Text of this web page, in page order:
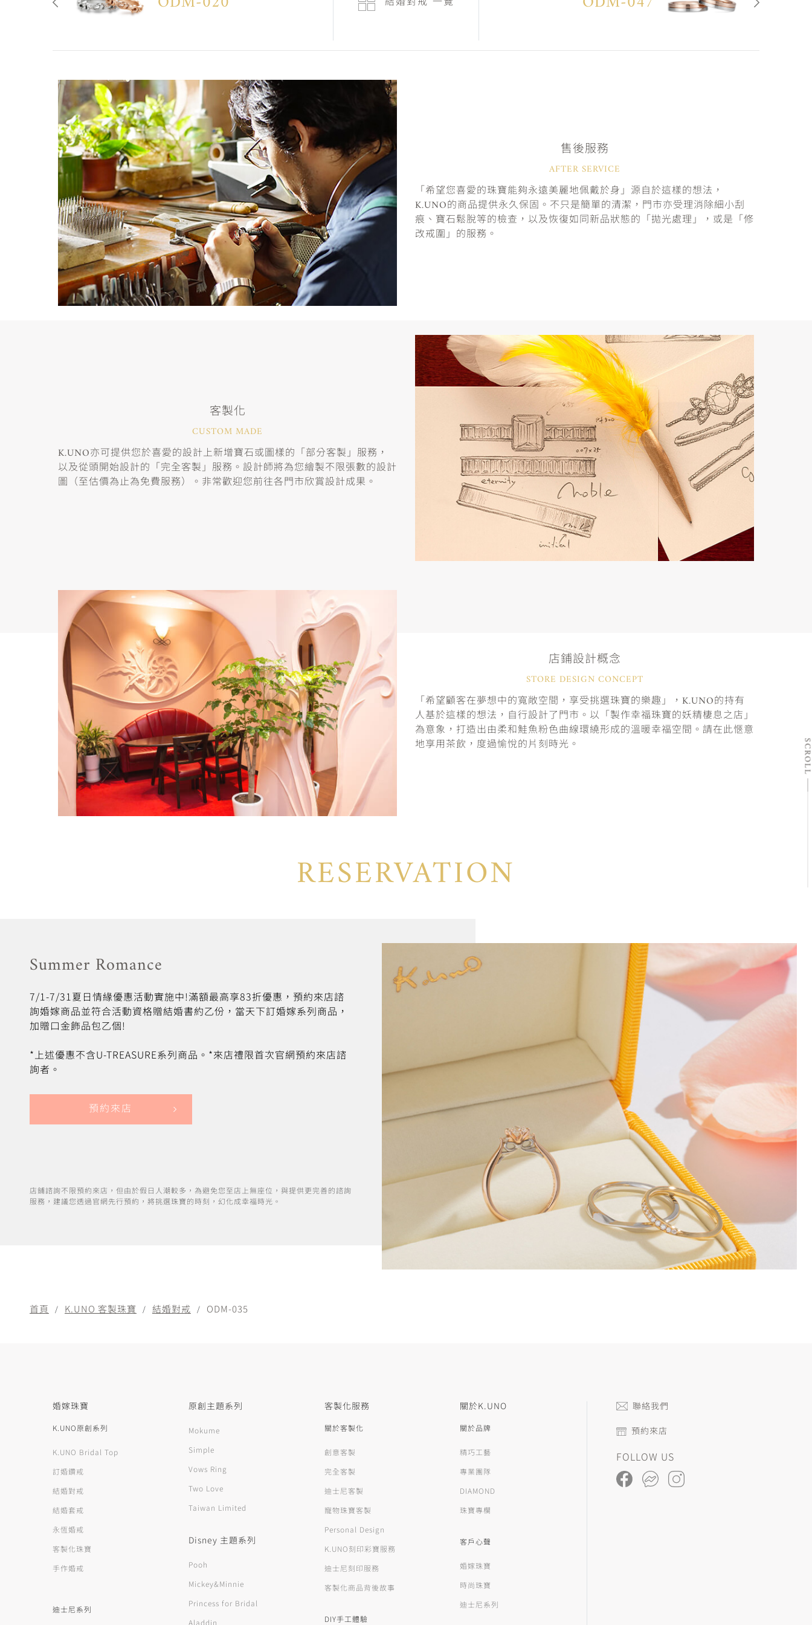
售後服務
AFTER SERVICE
「希望您喜愛的珠寶能夠永遠美麗地佩戴於身」源自於這樣的想法，
K.UNO的商品提供永久保固。不只是簡單的清潔，門市亦受理消除細小刮
痕、寶石鬆脫等的檢查，以及恢復如同新品狀態的「拋光處理」，或是「修
改戒圍」的服務。
客製化
CUSTOM MADE
K.UNO亦可提供您於喜愛的設計上新增寶石或圖樣的「部分客製」服務，
以及從頭開始設計的「完全客製」服務。設計師將為您繪製不限張數的設計
圖（至估價為止為免費服務）。非常歡迎您前往各門市欣賞設計成果。
店鋪設計概念
STORE DESIGN CONCEPT
「希望顧客在夢想中的寬敞空間，享受挑選珠寶的樂趣」，K.UNO的持有
人基於這樣的想法，自行設計了門市。以「製作幸福珠寶的妖精棲息之店」
為意象，打造出由柔和鮭魚粉色曲線環繞形成的溫暖幸福空間。請在此愜意
地享用茶飲，度過愉悅的片刻時光。
RESERVATION
Summer Romance
7/1-7/31夏日情緣優惠活動實施中!滿額最高享83折優惠，預約來店諮
詢婚嫁商品並符合活動資格贈結婚書約乙份，當天下訂婚嫁系列商品，
加贈口金飾品包乙個!
*上述優惠不含U-TREASURE系列商品。*來店禮限首次官網預約來店諮
詢者。
預約來店
店鋪諮詢不限預約來店，但由於假日人潮較多，為避免您至店上無座位，與提供更完善的諮詢
服務，建議您透過官網先行預約，將挑選珠寶的時刻，幻化成幸福時光。
首頁 K.UNO 客製珠寶 結婚對戒 ODM-035
婚嫁珠寶
K.UNO原創系列
K.UNO Bridal Top
訂婚鑽戒
結婚對戒
結婚套戒
永恆婚戒
客製化珠寶
手作婚戒
迪士尼系列
原創主題系列
Mokume
Simple
Vows Ring
Two Love
Taiwan Limited
Disney 主題系列
Pooh
Mickey&Minnie
Princess for Bridal
Aladdin
客製化服務
關於客製化
創意客製
完全客製
迪士尼客製
寵物珠寶客製
Personal Design
K.UNO刻印彩寶服務
迪士尼刻印服務
客製化商品背後故事
DIY手工體驗
關於K.UNO
關於品牌
精巧工藝
專業團隊
DIAMOND
珠寶專欄
客戶心聲
婚嫁珠寶
時尚珠寶
迪士尼系列
聯絡我們
預約來店
FOLLOW US